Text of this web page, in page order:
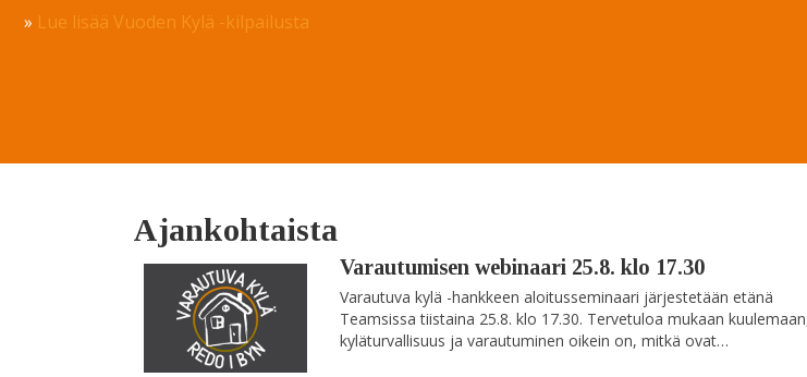
» Lue lisää Vuoden Kylä -kilpailusta
Ajankohtaista
Varautumisen webinaari 25.8. klo 17.30
Varautuva kylä -hankkeen aloitusseminaari järjestetään etänä
Teamsissa tiistaina 25.8. klo 17.30. Tervetuloa mukaan
kyläturvallisuus ja varautuminen oikein on, mitkä ovat…